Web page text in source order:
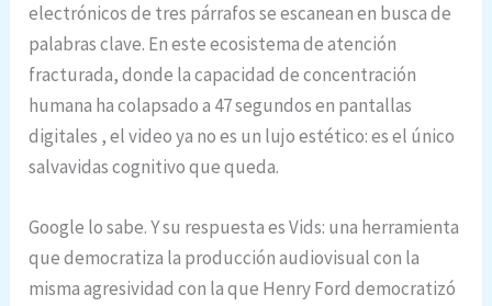
electrónicos de tres párrafos se escanean en busca de
palabras clave. En este ecosistema de atención
fracturada, donde la capacidad de concentración
humana ha colapsado a 47 segundos en pantallas
digitales , el video ya no es un lujo estético: es el único
salvavidas cognitivo que queda.
Google lo sabe. Y su respuesta es Vids: una herramienta
que democratiza la producción audiovisual con la
misma agresividad con la que Henry Ford democratizó